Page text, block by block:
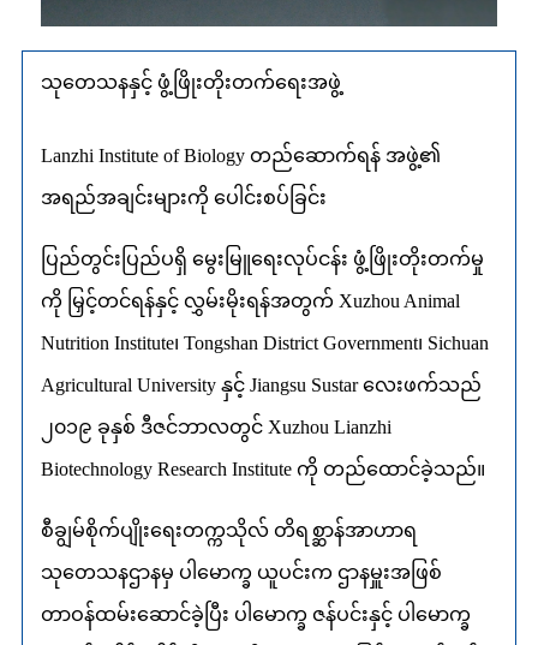
သုတေသနနှင့် ဖွံ့ဖြိုးတိုးတက်ရေးအဖွဲ့
Lanzhi Institute of Biology တည်ဆောက်ရန် အဖွဲ့၏
အရည်အချင်းများကို ပေါင်းစပ်ခြင်း
ပြည်တွင်းပြည်ပရှိ မွေးမြူရေးလုပ်ငန်း ဖွံ့ဖြိုးတိုးတက်မှု
ကို မြှင့်တင်ရန်နှင့် လွှမ်းမိုးရန်အတွက် Xuzhou Animal
Nutrition Institute၊ Tongshan District Government၊ Sichuan
Agricultural University နှင့် Jiangsu Sustar လေးဖက်သည်
၂၀၁၉ ခုနှစ် ဒီဇင်ဘာလတွင် Xuzhou Lianzhi
Biotechnology Research Institute ကို တည်ထောင်ခဲ့သည်။
စီချွမ်စိုက်ပျိုးရေးတက္ကသိုလ် တိရစ္ဆာန်အာဟာရ
သုတေသနဌာနမှ ပါမောက္ခ ယူပင်းက ဌာနမှူးအဖြစ်
တာဝန်ထမ်းဆောင်ခဲ့ပြီး ပါမောက္ခ ဇန်ပင်းနှင့် ပါမောက္ခ